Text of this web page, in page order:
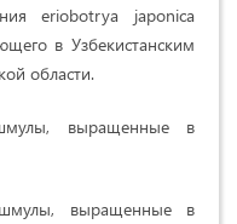
eriobotrya japonica
в Узбекистанским
области.
выращенные в
выращенные в